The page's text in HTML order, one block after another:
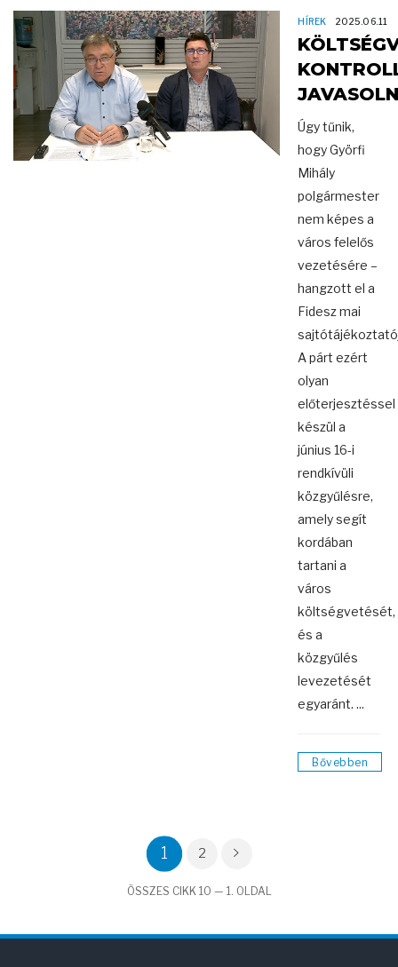
HÍREK 2025.06.11
Úgy tűnik,
hogy Györfi
Mihály
polgármester
nem képes a
város felelős
vezetésére –
hangzott el a
Fidesz mai
A párt ezért
olyan
előterjesztéssel
készül a
június 16-i
rendkívüli
közgyűlésre,
amely segít
kordában
tartani a
város
költségvetését,
és a
közgyűlés
levezetését
egyaránt. ...
Bővebben
1 2
ÖSSZES CIKK 10 — 1. OLDAL